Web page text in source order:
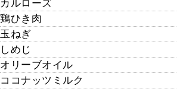
カルローズ
鶏ひき肉
玉ねぎ
しめじ
オリーブオイル
ココナッツミルク